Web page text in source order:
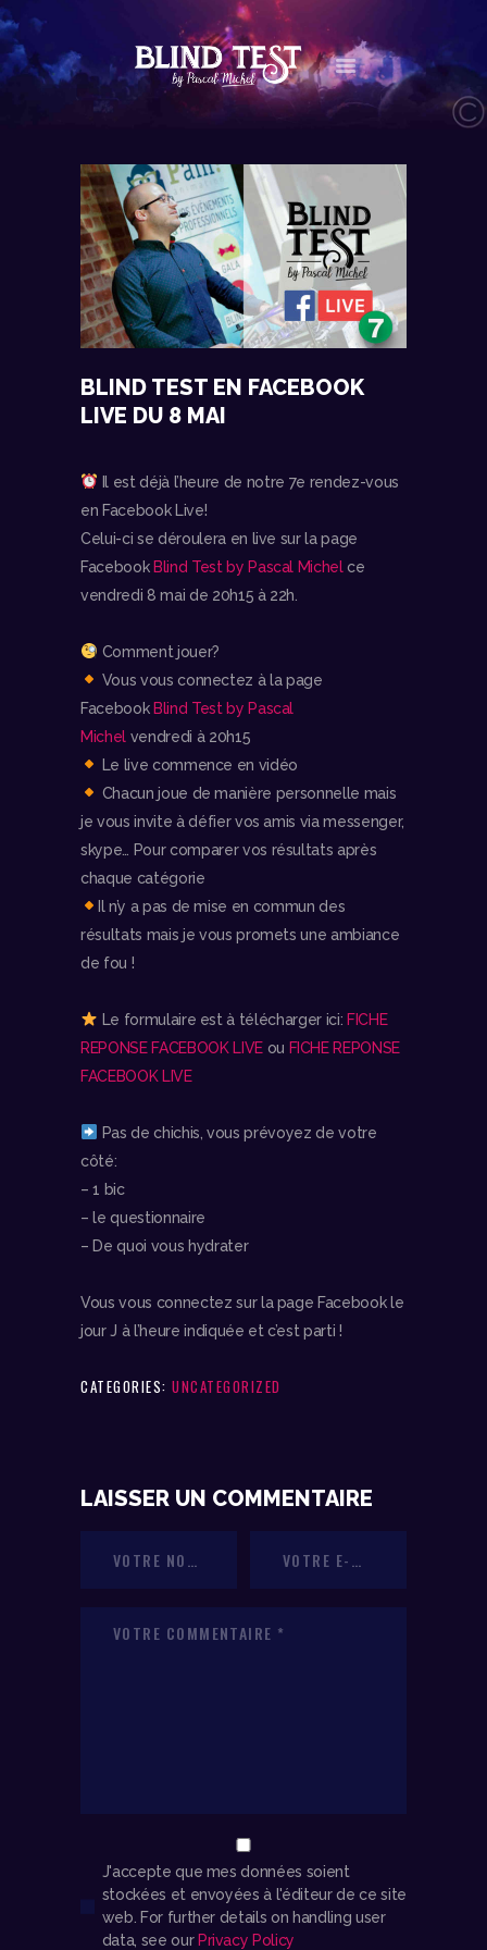
AGENDA
LES NEWS
LES VIDÉOS
CONTACT
BOUTIQUE
BLIND TEST EN FACEBOOK
LIVE DU 8 MAI
Il est déjà l’heure de notre 7e rendez-vous
en Facebook Live!
Celui-ci se déroulera en live sur la page
Facebook Blind Test by Pascal Michelce
vendredi 8 mai de 20h15 à 22h.
Comment jouer?
Vous vous connectez à la page
Facebook Blind Test by Pascal
Michelvendredi à 20h15
Le live commence en vidéo
Chacun joue de manière personnelle mais
je vous invite à défier vos amis via messenger,
skype… Pour comparer vos résultats après
chaque catégorie
Il n’y a pas de mise en commun des
résultats mais je vous promets une ambiance
de fou !
Le formulaire est à télécharger ici: FICHE
REPONSE FACEBOOK LIVEou FICHE REPONSE
FACEBOOK LIVE
Pas de chichis, vous prévoyez de votre
côté:
– 1 bic
– le questionnaire
– De quoi vous hydrater
Vous vous connectez sur la page Facebook le
jour J à l’heure indiquée et c’est parti !
CATEGORIES: UNCATEGORIZED
LAISSER UN COMMENTAIRE
J'accepte que mes données soient
stockées et envoyées à l'éditeur de ce site
web. For further details on handling user
data, see our Privacy Policy